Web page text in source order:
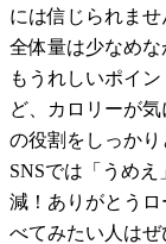
には信じられま
全体量は少なめ
もうれしいポイ
ど、カロリーが
の役割をしっかり
SNSでは「うめ
減！ありがとう
べてみたい人はぜ